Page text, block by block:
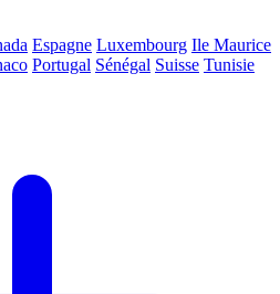
Espagne Luxembourg Ile Maurice
Portugal Sénégal Suisse Tunisie